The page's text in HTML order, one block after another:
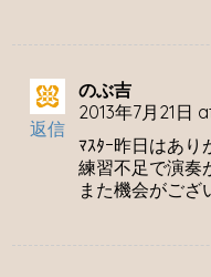
のぶ吉
2013年7月21日
返信
ﾏｽﾀｰ昨日はあり
練習不足で演奏
また機会がござ